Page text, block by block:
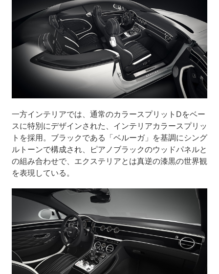
一方インテリアでは、通常のカラースプリットDをベー
スに特別にデザインされた、インテリアカラースプリッ
トを採用。ブラックである「ベルーガ」を基調にシング
ルトーンで構成され、ピアノブラックのウッドパネルと
の組み合わせで、エクステリアとは真逆の漆黒の世界観
を表現している。